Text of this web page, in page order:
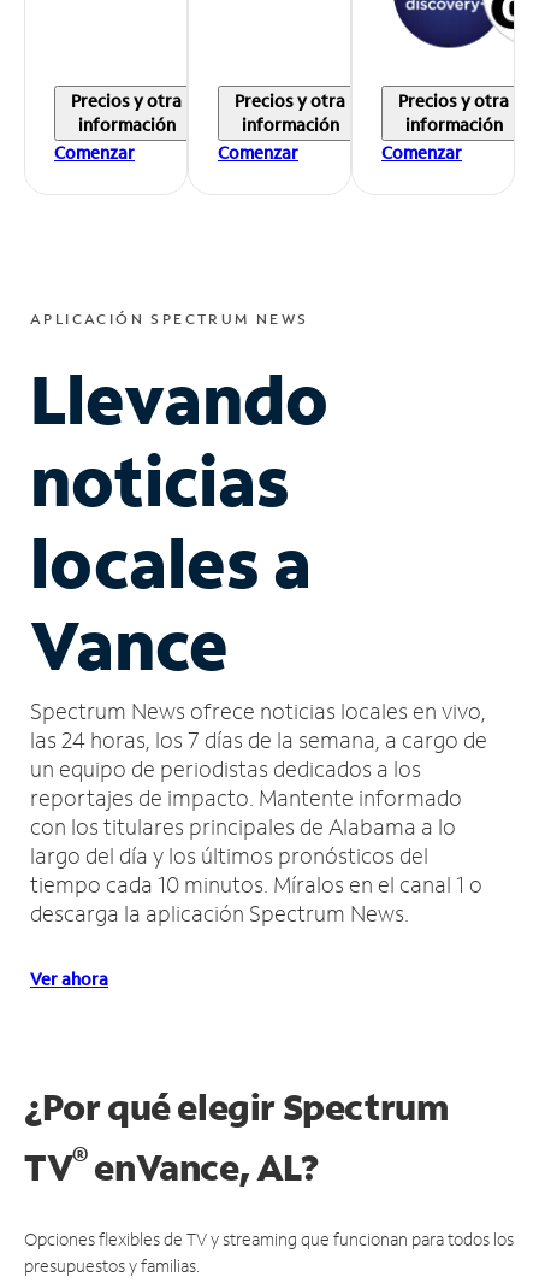
Precios y otra
información
Comenzar
Precios y otra
información
Comenzar
Precios y otra
información
Comenzar
APLICACIÓN SPECTRUM NEWS
Llevando
noticias
locales a
Vance
Spectrum News ofrece noticias locales en vivo,
las 24 horas, los 7 días de la semana, a cargo de
un equipo de periodistas dedicados a los
reportajes de impacto. Mantente informado
con los titulares principales de Alabama a lo
largo del día y los últimos pronósticos del
tiempo cada 10 minutos. Míralos en el canal 1 o
descarga la aplicación Spectrum News.
Ver ahora
¿Por qué elegir Spectrum
TV®enVance, AL?
Opciones flexibles de TV y streaming que funcionan para todos los
presupuestos y familias.